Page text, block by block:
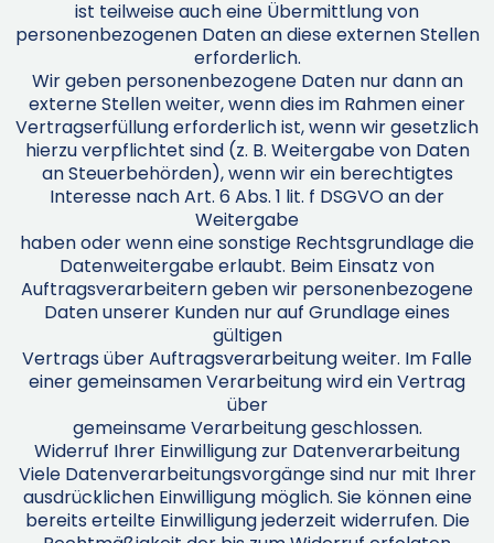
ist teilweise auch eine Übermittlung von
personenbezogenen Daten an diese externen Stellen
erforderlich.
Wir geben personenbezogene Daten nur dann an
externe Stellen weiter, wenn dies im Rahmen einer
Vertragserfüllung erforderlich ist, wenn wir gesetzlich
hierzu verpflichtet sind (z. B. Weitergabe von Daten
an Steuerbehörden), wenn wir ein berechtigtes
Interesse nach Art. 6 Abs. 1 lit. f DSGVO an der
Weitergabe
haben oder wenn eine sonstige Rechtsgrundlage die
Datenweitergabe erlaubt. Beim Einsatz von
Auftragsverarbeitern geben wir personenbezogene
Daten unserer Kunden nur auf Grundlage eines
gültigen
Vertrags über Auftragsverarbeitung weiter. Im Falle
einer gemeinsamen Verarbeitung wird ein Vertrag
über
gemeinsame Verarbeitung geschlossen.
Widerruf Ihrer Einwilligung zur Datenverarbeitung
Viele Datenverarbeitungsvorgänge sind nur mit Ihrer
ausdrücklichen Einwilligung möglich. Sie können eine
bereits erteilte Einwilligung jederzeit widerrufen. Die